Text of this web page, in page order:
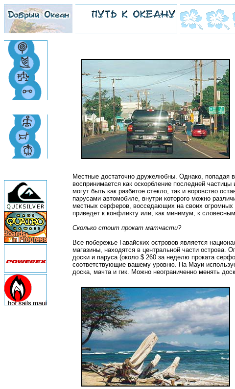
Местные достаточно дружелюбны. Однако, попадая
воспринимается как оскорбление последней
могут быть как разбитое стекло, так и воровство
парусами автомобиле, внутри которого можно
местных серферов, восседающих на своих
приведет к конфликту или, как минимум, к
Сколько стоит прокат матчасти?
Все побережье Гавайских островов является
магазины, находятся в центральной части острова.
доски и паруса (около $ 260 за неделю проката
соответствующие вашему уровню. На Мауи
доска, мачта и гик. Можно неограниченно менять